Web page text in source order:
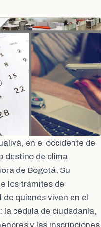
en el occidente de
destino de clima
de Bogotá. Su
los trámites de
quienes viven en el
la cédula de ciudadanía,
y las inscripciones